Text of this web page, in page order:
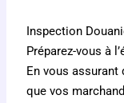
Inspection
Préparez-vous à
En vous
que vos